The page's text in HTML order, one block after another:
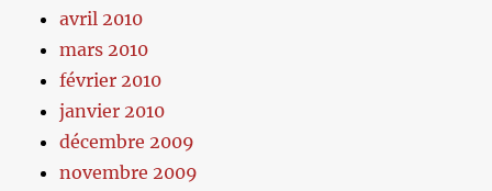
avril 2010
mars 2010
février 2010
janvier 2010
décembre 2009
novembre 2009